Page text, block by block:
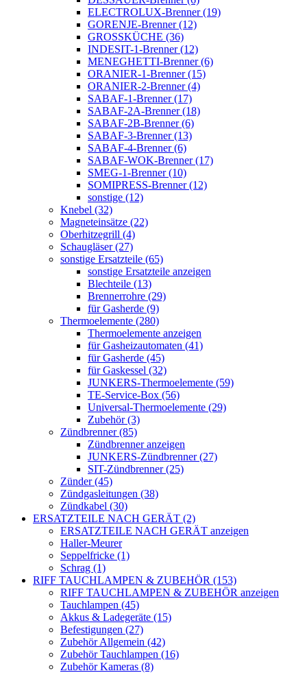
ELECTROLUX-Brenner (19)
GORENJE-Brenner (12)
GROSSKÜCHE (36)
INDESIT-1-Brenner (12)
MENEGHETTI-Brenner (6)
ORANIER-1-Brenner (15)
ORANIER-2-Brenner (4)
SABAF-1-Brenner (17)
SABAF-2A-Brenner (18)
SABAF-2B-Brenner (6)
SABAF-3-Brenner (13)
SABAF-4-Brenner (6)
SABAF-WOK-Brenner (17)
SMEG-1-Brenner (10)
SOMIPRESS-Brenner (12)
sonstige (12)
Knebel (32)
Magneteinsätze (22)
Oberhitzegrill (4)
Schaugläser (27)
sonstige Ersatzteile (65)
sonstige Ersatzteile anzeigen
Blechteile (13)
Brennerrohre (29)
für Gasherde (9)
Thermoelemente (280)
Thermoelemente anzeigen
für Gasheizautomaten (41)
für Gasherde (45)
für Gaskessel (32)
JUNKERS-Thermoelemente (59)
TE-Service-Box (56)
Universal-Thermoelemente (29)
Zubehör (3)
Zündbrenner (85)
Zündbrenner anzeigen
JUNKERS-Zündbrenner (27)
SIT-Zündbrenner (25)
Zünder (45)
Zündgasleitungen (38)
Zündkabel (30)
ERSATZTEILE NACH GERÄT (2)
ERSATZTEILE NACH GERÄT anzeigen
Haller-Meurer
Seppelfricke (1)
Schrag (1)
RIFF TAUCHLAMPEN & ZUBEHÖR (153)
RIFF TAUCHLAMPEN & ZUBEHÖR anzeigen
Tauchlampen (45)
Akkus & Ladegeräte (15)
Befestigungen (27)
Zubehör Allgemein (42)
Zubehör Tauchlampen (16)
Zubehör Kameras (8)